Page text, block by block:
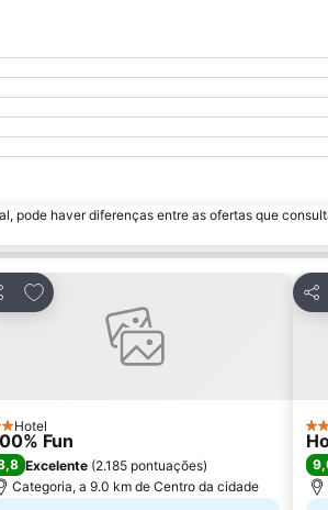
pode haver diferenças entre as ofertas que
Adicionar aos favoritos
Hotel
Fun
Excelente (2.185 pontuações)
Categoria, a 9.0 km de Centro da cidade
3